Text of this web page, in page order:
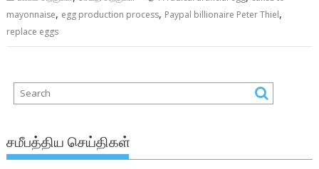
mayonnaise, egg production process, Paypal billionaire Peter Thiel,
replace eggs
சமீபத்திய செய்திகள்